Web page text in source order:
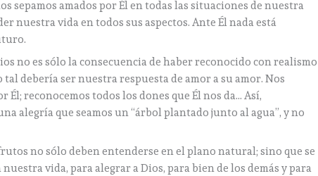
sepamos amados por Él en todas las situaciones de nuestra
nuestra vida en todos sus aspectos. Ante Él nada está
no es sólo la consecuencia de haber reconocido con realismo
debería ser nuestra respuesta de amor a su amor. Nos
Él; reconocemos todos los dones que Él nos da… Así,
alegría que seamos un “árbol plantado junto al agua”, y no
no sólo deben entenderse en el plano natural; sino que se
vida, para alegrar a Dios, para bien de los demás y para